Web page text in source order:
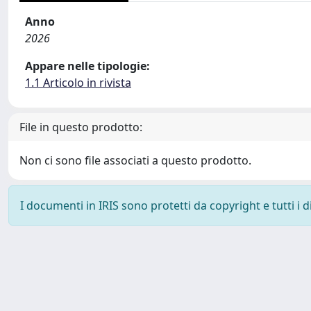
Anno
2026
Appare nelle tipologie:
1.1 Articolo in rivista
File in questo prodotto:
Non ci sono file associati a questo prodotto.
I documenti in IRIS sono protetti da copyright e tutti i